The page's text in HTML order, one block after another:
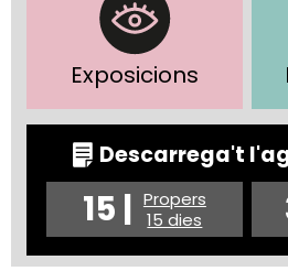
Exposicions
Descarrega't
15 | Propers
15 dies